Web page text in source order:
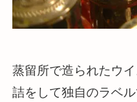
蒸留所で造られたウ
詰をして独自のラベ